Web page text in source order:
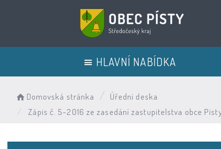
HLAVNÍ NABÍDKA
Domovská stránka
Úřední deska
Zápis č. 5-2016 ze zasedání zastupitelstva obce